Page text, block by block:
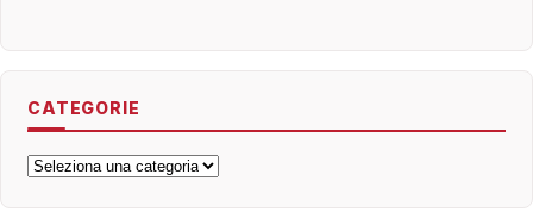
CATEGORIE
Categorie